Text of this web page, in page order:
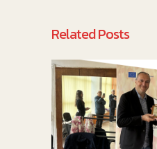
Related Posts